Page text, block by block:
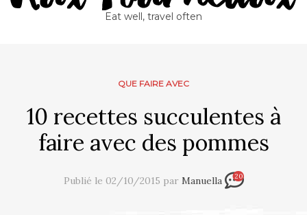
Eat well, travel often
QUE FAIRE AVEC
10 recettes succulentes à
faire avec des pommes
Publié le 02/10/2015 par Manuella 20